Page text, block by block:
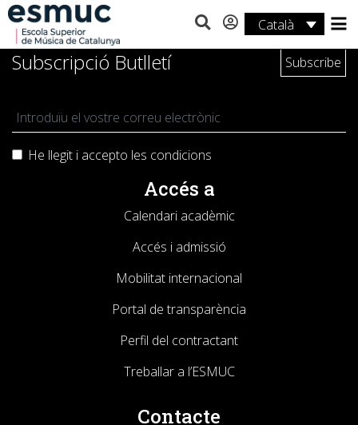
Català
Estudis
Serveis
Activitats
Subscripció Butlletí
He llegit i accepto les condicions
Accés a
Calendari acadèmic
Accés i admissió
Mobilitat internacional
Portal de transparència
Perfil del contractant
Treballar a l’ESMUC
Contacte